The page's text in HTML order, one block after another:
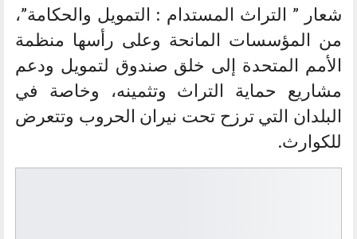
شعار ” التراث المستدام : التمويل والحكامة”،
من المؤسسات المانحة وعلى رأسها منظمة
الأمم المتحدة إلى خلق صندوق لتمويل ودعم
مشاريع حماية التراث وتثمينه، وخاصة في
البلدان التي ترزح تحت نيران الحروب وتتعرض
للكوارث.